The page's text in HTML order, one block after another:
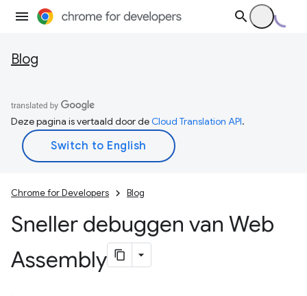
Blog
Deze pagina is vertaald door deCloud Translation API.
Chrome for Developers Blog
Sneller debuggen van Web
Assembly